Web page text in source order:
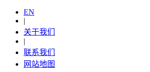
EN
|
关于我们
|
联系我们
网站地图